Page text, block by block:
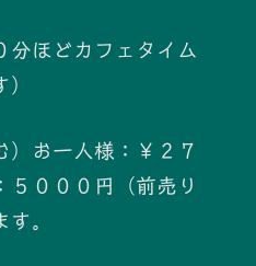
分ほどカフェタイム
）お一人様：￥２７
５０００円（前売り
。